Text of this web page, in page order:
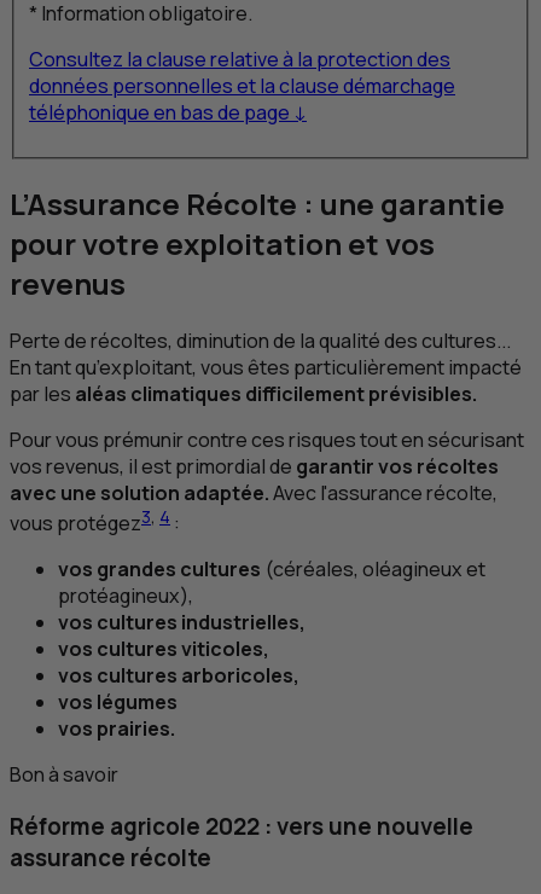
* Information obligatoire.
Consultez la clause relative à la protection des
données personnelles et la clause démarchage
téléphonique en bas de page ↓
L’Assurance Récolte : une garantie
pour votre exploitation et vos
revenus
Perte de récoltes, diminution de la qualité des cultures...
En tant qu’exploitant, vous êtes particulièrement impacté
par les aléas climatiques difficilement prévisibles.
Pour vous prémunir contre ces risques tout en sécurisant
vos revenus, il est primordial de garantir vos récoltes
avec une solution adaptée.Avec l'assurance récolte,
vous protégez3, 4 :
vos grandes cultures (céréales, oléagineux et
protéagineux),
vos cultures industrielles,
vos cultures viticoles,
vos cultures arboricoles,
vos légumes
vos prairies.
Bon à savoir
Réforme agricole 2022 : vers une nouvelle
assurance récolte